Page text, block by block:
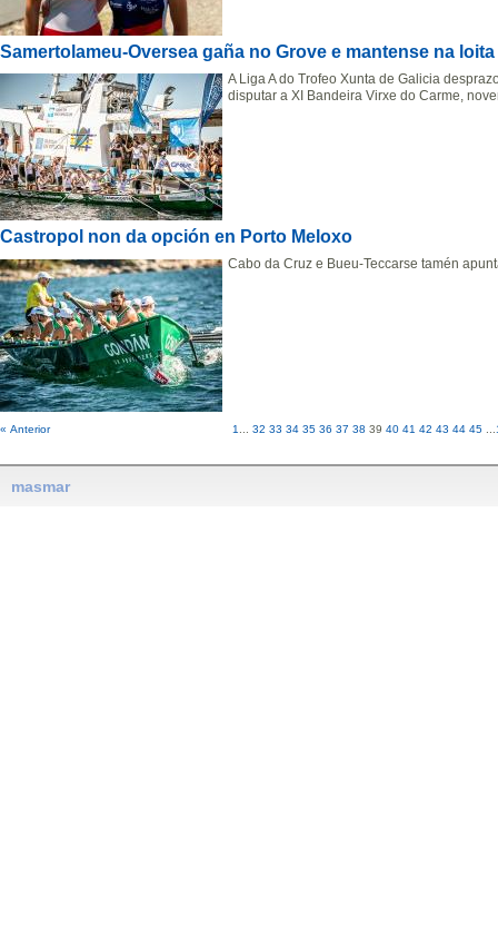
Samertolameu-Oversea gaña no Grove e mantense na
A Liga A do Trofeo Xunta de Galicia
disputar a XI Bandeira Virxe do Carme,
Castropol non da opción en Porto Meloxo
Cabo da Cruz e Bueu-Teccarse tamén
« Anterior 1 32 33 34 35 36 37 38 39 40 41 42 43 44 45
masmar